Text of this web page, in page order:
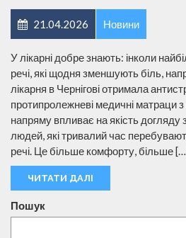
21.04.2026 Новини
У лікарні добре знають: інколи
речі, які щодня зменшують біль,
лікарня в Чернігові отримала
протипролежневі медичні матраци
напряму впливає на якість догляду
людей, які тривалий час
речі. Це більше комфорту, більше
ЧИТАТИ ДАЛІ
Пошук